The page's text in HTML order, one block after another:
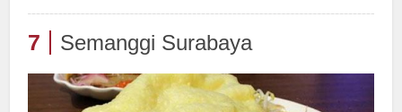
7 Semanggi Surabaya